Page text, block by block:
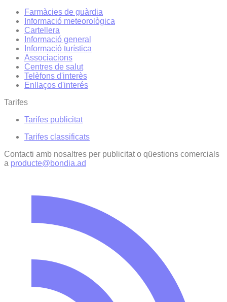
Farmàcies de guàrdia
Informació meteorològica
Cartellera
Informació general
Informació turística
Associacions
Centres de salut
Telèfons d'interès
Enllaços d'interés
Tarifes
Tarifes publicitat
Tarifes classificats
Contacti amb nosaltres per publicitat o qüestions comercials
a producte@bondia.ad